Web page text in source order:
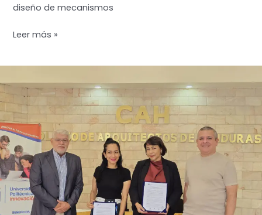
diseño de mecanismos
Alianza
UPI
Impulsan
Profesionalización
del
Servidor
Público
Leer más »